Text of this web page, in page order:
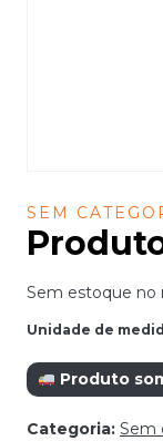
SEM
Sem estoque no
Unidade de
Produto
Categoria: Sem